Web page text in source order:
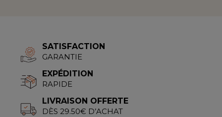
SATISFACTION
GARANTIE
EXPÉDITION
RAPIDE
LIVRAISON OFFERTE
DÈS 29.50€ D’ACHAT